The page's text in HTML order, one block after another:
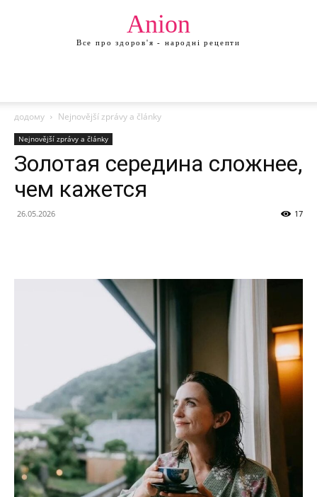
Anion
Все про здоров'я - народні рецепти
додому Nejnovější zprávy a články
Nejnovější zprávy a články
Золотая середина сложнее,
чем кажется
26.05.2026 17